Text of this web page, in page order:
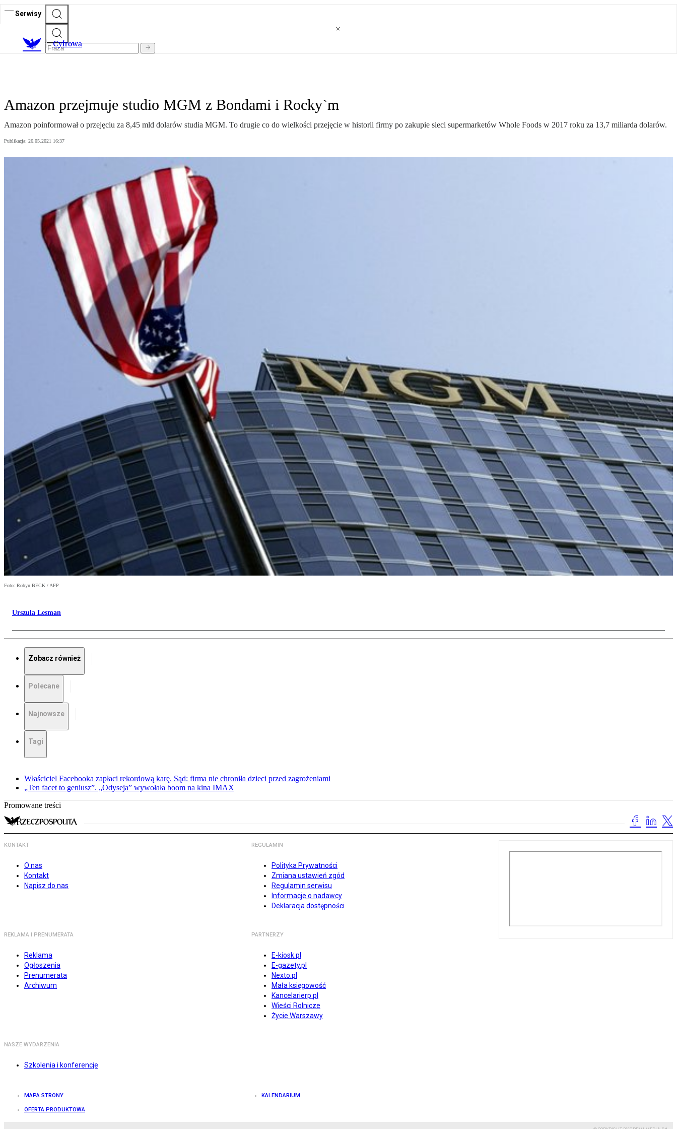
Serwisy
Cyfrowa
Amazon przejmuje studio MGM z Bondami i Rocky`m
Amazon poinformował o przejęciu za 8,45 mld dolarów studia MGM. To drugie co do wielkości przejęcie w historii firmy po zakupie sieci supermarketów Whole Foods w 2017 roku za 13,7 miliarda dolarów.
Publikacja: 26.05.2021 16:37
Foto: Robyn BECK / AFP
Urszula Lesman
Zobacz również
Polecane
Najnowsze
Tagi
Właściciel Facebooka zapłaci rekordową karę. Sąd: firma nie chroniła dzieci przed zagrożeniami
„Ten facet to geniusz”. „Odyseja” wywołała boom na kina IMAX
Promowane treści
KONTAKT
O nas
Kontakt
Napisz do nas
REGULAMIN
Polityka Prywatności
Zmiana ustawień zgód
Regulamin serwisu
Informacje o nadawcy
Deklaracja dostępności
REKLAMA I PRENUMERATA
Reklama
Ogłoszenia
Prenumerata
Archiwum
PARTNERZY
E-kiosk.pl
E-gazety.pl
Nexto.pl
Mała księgowość
Kancelarierp.pl
Wieści Rolnicze
Życie Warszawy
NASZE WYDARZENIA
Szkolenia i konferencje
MAPA STRONY KALENDARIUM
OFERTA PRODUKTOWA